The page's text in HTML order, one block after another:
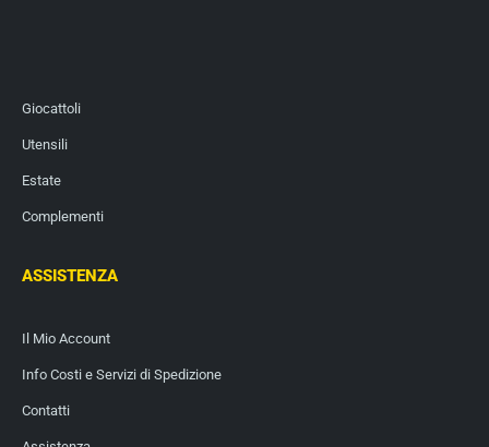
Giocattoli
Utensili
Estate
Complementi
ASSISTENZA
Il Mio Account
Info Costi e Servizi di Spedizione
Contatti